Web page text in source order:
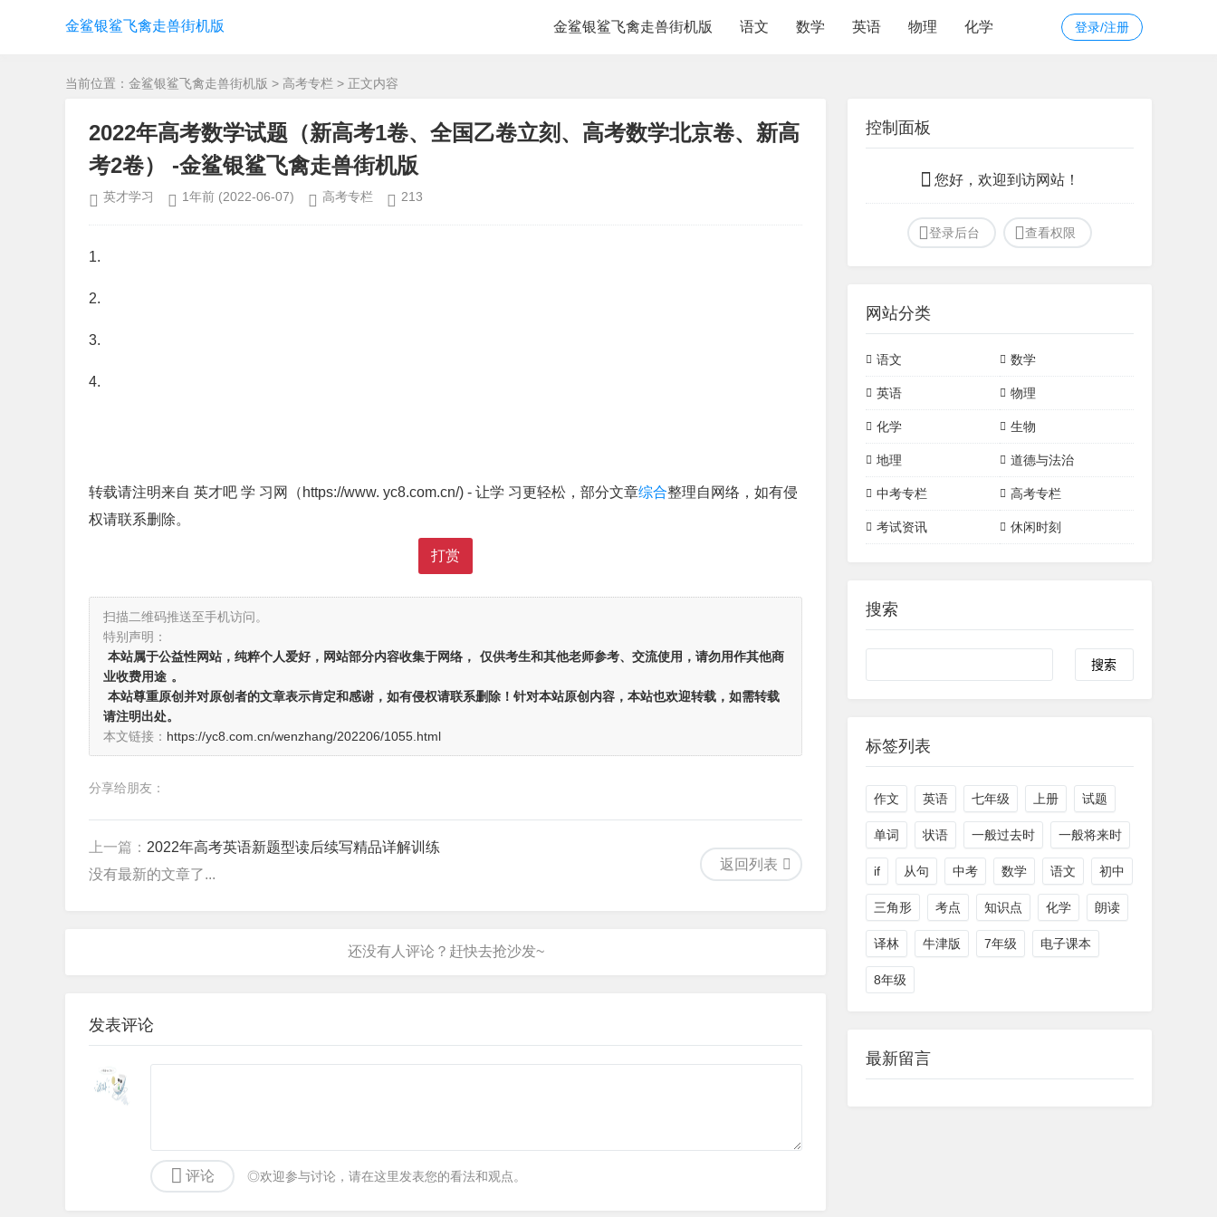
金鲨银鲨飞禽走兽街机版 登录/注册
金鲨银鲨飞禽走兽街机版 语文 数学 英语 物理 化学
当前位置： 金鲨银鲨飞禽走兽街机版 > 高考专栏 > 正文内容
2022年高考数学试题（新高考1卷、全国乙卷立刻、高考数学北京卷、新高
考2卷） -金鲨银鲨飞禽走兽街机版
英才学习 1年前 (2022-06-07) 高考专栏 213
1.
2.
3.
4.
转载请注明来自 英才吧 学 习网（https://www. yc8.com.cn/) - 让学 习更轻松，部分文章综合整理自网络，如有侵
权请联系删除。
打赏
扫描二维码推送至手机访问。
特别声明：
本站属于公益性网站，纯粹个人爱好，网站部分内容收集于网络，
仅供考生和其他老师参考、交流使用，请勿用作其他商
业收费用途 。
本站尊重原创并对原创者的文章表示肯定和感谢，如有侵权请联系删除！针对本站原创内容，本站也欢迎转载，如需转载
请注明出处。
本文链接： https://yc8.com.cn/wenzhang/202206/1055.html
分享给朋友：
返回列表
上一篇： 2022年高考英语新题型读后续写精品详解训练
没有最新的文章了...
发表评论
评论 ◎欢迎参与讨论，请在这里发表您的看法和观点。
控制面板
您好，欢迎到访网站！
登录后台 查看权限
网站分类
语文
诗词
数学
三角形
一次函数
圆
英语 物理
化学
高中化学
有机化合物
生物
地理 道德与法治
中考专栏 高考专栏
考试资讯 休闲时刻
搜索
标签列表
作文 英语 七年级 上册 试题
单词 状语 一般过去时 一般将来时
if 从句 中考 数学 语文 初中
三角形 考点 知识点 化学 朗读
译林 牛津版 7年级 电子课本
8年级
最新留言